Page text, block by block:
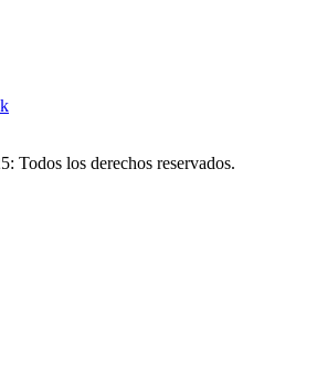
Todos los derechos reservados.